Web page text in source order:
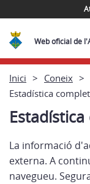
Web oficial de
Inici Coneix
Estadística
La informació
externa. A
navegueu.